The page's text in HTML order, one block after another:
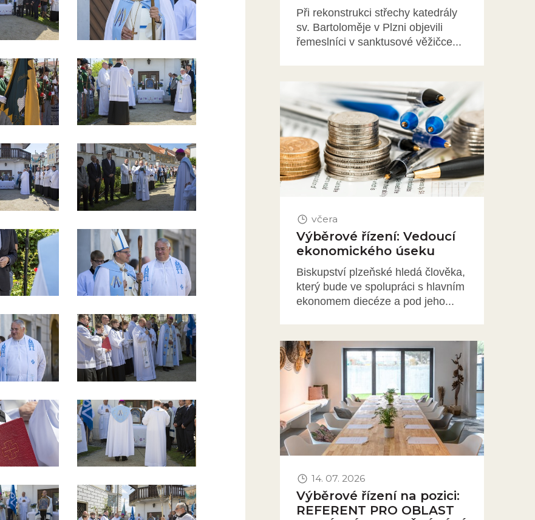
Při rekonstrukci střechy katedrály
sv. Bartoloměje v Plzni objevili
řemeslníci v sanktusové věžičce...
Obrázek novinky
včera
Výběrové řízení: Vedoucí
ekonomického úseku
Biskupství plzeňské hledá člověka,
který bude ve spolupráci s hlavním
ekonomem diecéze a pod jeho...
Obrázek novinky
14. 07. 2026
Výběrové řízení na pozici:
REFERENT PRO OBLAST